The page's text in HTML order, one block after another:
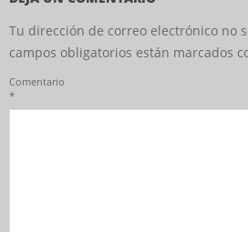
Tu dirección de correo electrónico no
campos obligatorios están marcados
Comentario
*